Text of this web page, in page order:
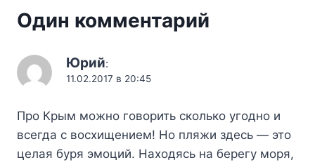
НА
Один комментарий
Юрий:
11.02.2017 в 20:45
Про Крым можно говорить сколько угодно и
всегда с восхищением! Но пляжи здесь — это
целая буря эмоций. Находясь на берегу моря,